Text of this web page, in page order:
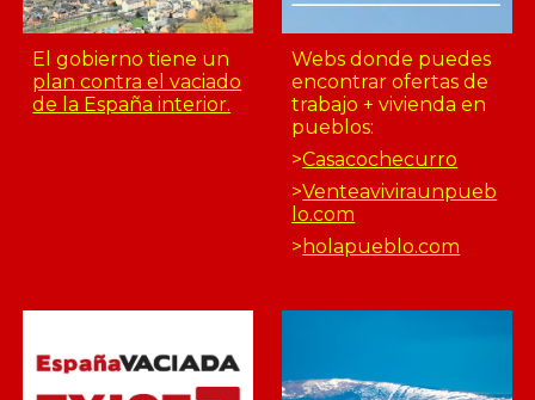
El gobierno tiene un
plan contra el vaciado
de la España interior.
Webs donde puedes
encontrar ofertas de
trabajo + vivienda en
pueblos:
>Casacochecurro
>Venteaviviraunpueb
lo.com
> holapueblo.com